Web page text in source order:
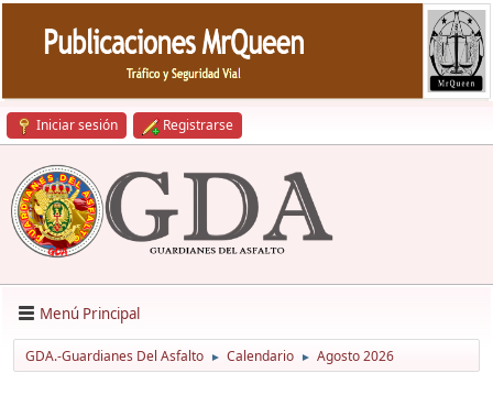
Iniciar sesión Registrarse
Menú Principal
GDA.-Guardianes Del Asfalto ► Calendario ► Agosto 2026